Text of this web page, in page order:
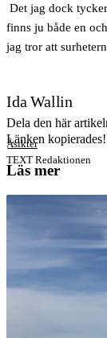
Det jag dock
finns ju både en
jag tror att
Ida Wallin
Åsikter
TEXT Redaktionen
Dela den här
Länken kopierades!
Läs mer